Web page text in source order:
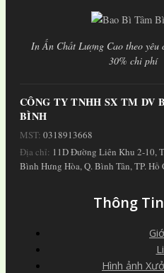
In Ấn Chất Lượng Cao theo yêu
30% chi phí
CÔNG TY TNHH SX TM DV
BÌNH
MST: 0318913668
Địa chỉ: 11D Đường Liên Khu 2-10,
Bình Hưng Hòa, Q. Bình Tân, TP.
Thông
Hình ảnh